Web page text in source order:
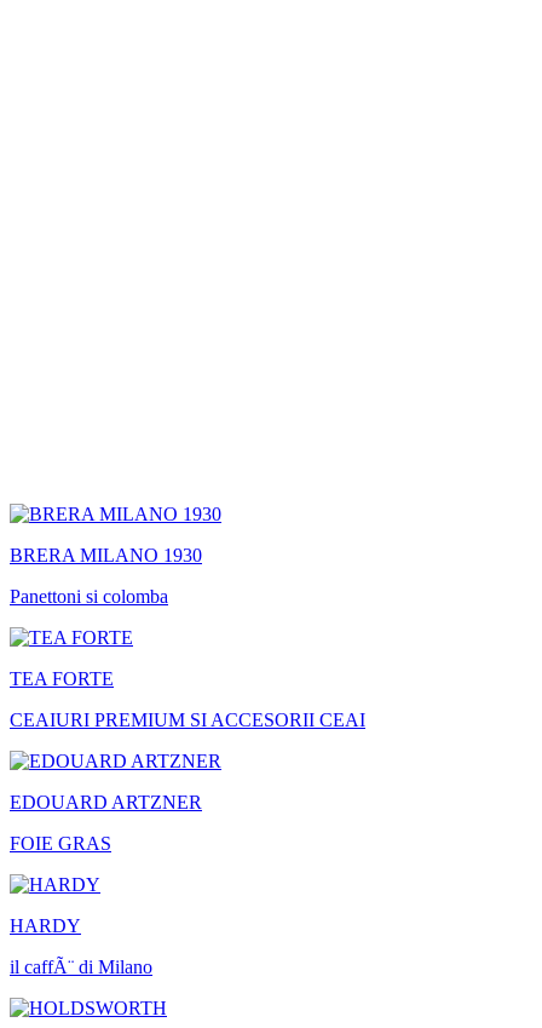
BRERA MILANO 1930
Panettoni si colomba
TEA FORTE
CEAIURI PREMIUM SI ACCESORII CEAI
EDOUARD ARTZNER
FOIE GRAS
HARDY
il caffÃ¨ di Milano